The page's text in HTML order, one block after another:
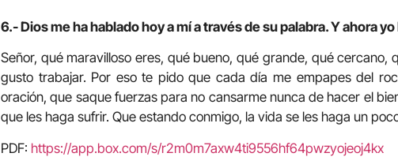
6.- Dios me ha hablado hoy a mí a través de su palabra. Y ahora
Señor, qué maravilloso eres, qué bueno, qué grande, qué cercano,
gusto trabajar. Por eso te pido que cada día me empapes del
oración, que saque fuerzas para no cansarme nunca de hacer el
que les haga sufrir. Que estando conmigo, la vida se les haga un
PDF: https://app.box.com/s/r2m0m7axw4ti9556hf64pwzyojeoj4kx